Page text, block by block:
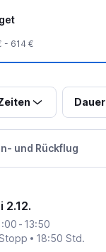
- 614 €
Dauer
und Rückflug
2.12.
- 13:50
18:50 Std.